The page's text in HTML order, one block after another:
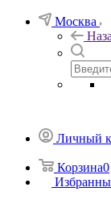
Москва
Личный
Корзина0